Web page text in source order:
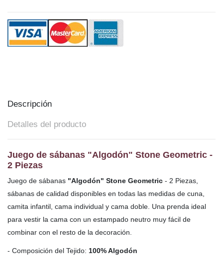
Descripción
Detalles del producto
Juego de sábanas "Algodón" Stone Geometric -
2 Piezas
Juego de sábanas "Algodón" Stone Geometric - 2 Piezas,
sábanas de calidad disponibles en todas las medidas de cuna,
camita infantil, cama individual y cama doble. Una prenda ideal
para vestir la cama con un estampado neutro muy fácil de
combinar con el resto de la decoración.
- Composición del Tejido: 100% Algodón